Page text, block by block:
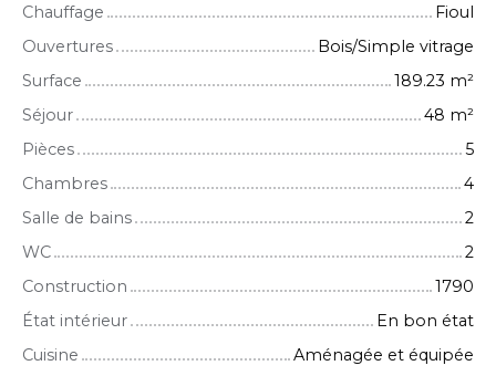
Chauffage
Fioul
Ouvertures
Bois/Simple vitrage
Surface
189.23 m²
Séjour
48 m²
Pièces
5
Chambres
4
Salle de bains
2
WC
2
Construction
1790
État intérieur
En bon état
Cuisine
Aménagée et équipée